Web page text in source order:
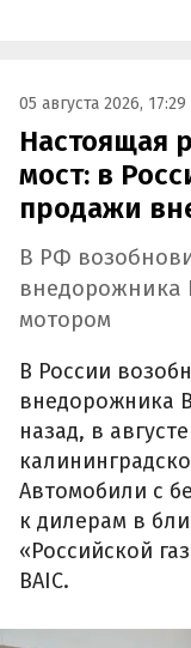
05 августа 2026, 17:29
Настоящая
мост: в
продажи
В РФ
внедорожника
мотором
В России
внедорожника
назад, в
Автомобили с
к дилерам в
«Российской
BAIC.